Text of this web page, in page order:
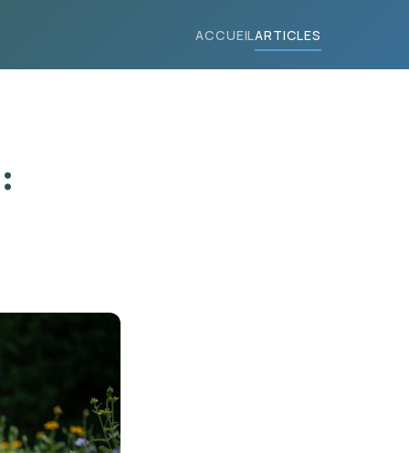
ACCUEILARTICLES